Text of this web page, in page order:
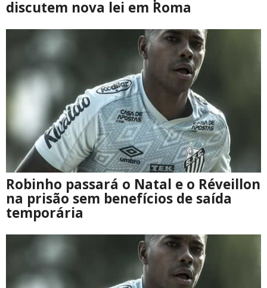
discutem nova lei em Roma
Robinho passará o Natal e o Réveillon
na prisão sem benefícios de saída
temporária